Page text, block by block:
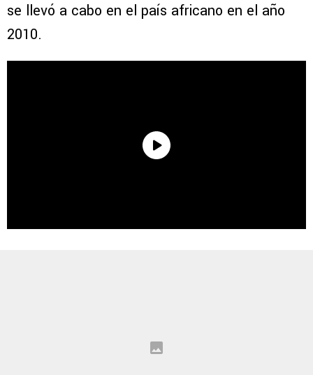
se llevó a cabo en el país africano en el año
2010.